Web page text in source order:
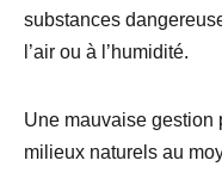
substances
l’air ou à l’humidité.
Une mauvaise gestion
milieux naturels au